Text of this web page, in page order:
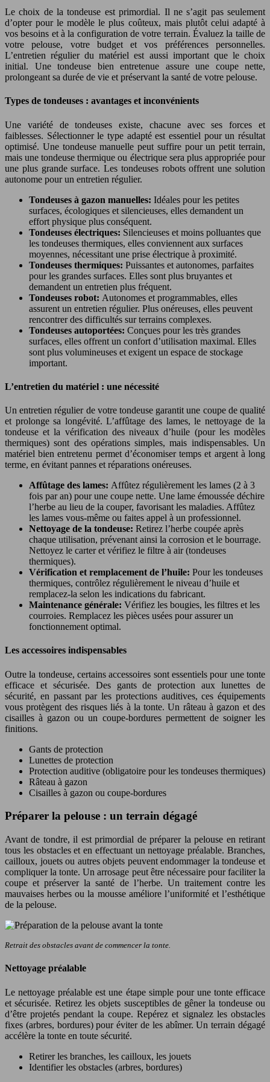
Le choix de la tondeuse est primordial. Il ne s’agit pas seulement
d’opter pour le modèle le plus coûteux, mais plutôt celui adapté à
vos besoins et à la configuration de votre terrain. Évaluez la taille de
votre pelouse, votre budget et vos préférences personnelles.
L’entretien régulier du matériel est aussi important que le choix
initial. Une tondeuse bien entretenue assure une coupe nette,
prolongeant sa durée de vie et préservant la santé de votre pelouse.
Types de tondeuses : avantages et inconvénients
Une variété de tondeuses existe, chacune avec ses forces et
faiblesses. Sélectionner le type adapté est essentiel pour un résultat
optimisé. Une tondeuse manuelle peut suffire pour un petit terrain,
mais une tondeuse thermique ou électrique sera plus appropriée pour
une plus grande surface. Les tondeuses robots offrent une solution
autonome pour un entretien régulier.
Tondeuses à gazon manuelles: Idéales pour les petites
surfaces, écologiques et silencieuses, elles demandent un
effort physique plus conséquent.
Tondeuses électriques: Silencieuses et moins polluantes que
les tondeuses thermiques, elles conviennent aux surfaces
moyennes, nécessitant une prise électrique à proximité.
Tondeuses thermiques: Puissantes et autonomes, parfaites
pour les grandes surfaces. Elles sont plus bruyantes et
demandent un entretien plus fréquent.
Tondeuses robot: Autonomes et programmables, elles
assurent un entretien régulier. Plus onéreuses, elles peuvent
rencontrer des difficultés sur terrains complexes.
Tondeuses autoportées: Conçues pour les très grandes
surfaces, elles offrent un confort d’utilisation maximal. Elles
sont plus volumineuses et exigent un espace de stockage
important.
L’entretien du matériel : une nécessité
Un entretien régulier de votre tondeuse garantit une coupe de qualité
et prolonge sa longévité. L’affûtage des lames, le nettoyage de la
tondeuse et la vérification des niveaux d’huile (pour les modèles
thermiques) sont des opérations simples, mais indispensables. Un
matériel bien entretenu permet d’économiser temps et argent à long
terme, en évitant pannes et réparations onéreuses.
Affûtage des lames: Affûtez régulièrement les lames (2 à 3
fois par an) pour une coupe nette. Une lame émoussée déchire
l’herbe au lieu de la couper, favorisant les maladies. Affûtez
les lames vous-même ou faites appel à un professionnel.
Nettoyage de la tondeuse: Retirez l’herbe coupée après
chaque utilisation, prévenant ainsi la corrosion et le bourrage.
Nettoyez le carter et vérifiez le filtre à air (tondeuses
thermiques).
Vérification et remplacement de l’huile: Pour les tondeuses
thermiques, contrôlez régulièrement le niveau d’huile et
remplacez-la selon les indications du fabricant.
Maintenance générale: Vérifiez les bougies, les filtres et les
courroies. Remplacez les pièces usées pour assurer un
fonctionnement optimal.
Les accessoires indispensables
Outre la tondeuse, certains accessoires sont essentiels pour une tonte
efficace et sécurisée. Des gants de protection aux lunettes de
sécurité, en passant par les protections auditives, ces équipements
vous protègent des risques liés à la tonte. Un râteau à gazon et des
cisailles à gazon ou un coupe-bordures permettent de soigner les
finitions.
Gants de protection
Lunettes de protection
Protection auditive (obligatoire pour les tondeuses thermiques)
Râteau à gazon
Cisailles à gazon ou coupe-bordures
Préparer la pelouse : un terrain dégagé
Avant de tondre, il est primordial de préparer la pelouse en retirant
tous les obstacles et en effectuant un nettoyage préalable. Branches,
cailloux, jouets ou autres objets peuvent endommager la tondeuse et
compliquer la tonte. Un arrosage peut être nécessaire pour faciliter la
coupe et préserver la santé de l’herbe. Un traitement contre les
mauvaises herbes ou la mousse améliore l’uniformité et l’esthétique
de la pelouse.
Retrait des obstacles avant de commencer la tonte.
Nettoyage préalable
Le nettoyage préalable est une étape simple pour une tonte efficace
et sécurisée. Retirez les objets susceptibles de gêner la tondeuse ou
d’être projetés pendant la coupe. Repérez et signalez les obstacles
fixes (arbres, bordures) pour éviter de les abîmer. Un terrain dégagé
accélère la tonte en toute sécurité.
Retirer les branches, les cailloux, les jouets
Identifier les obstacles (arbres, bordures)